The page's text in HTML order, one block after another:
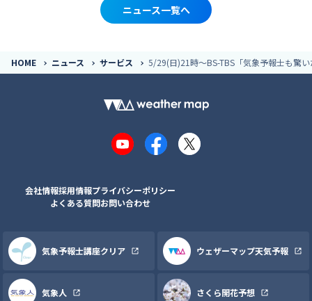
ニュース一覧へ
HOME ニュース サービス 5/29(日)21時～BS-TBS「気象予報士も驚
YouTubeFacebook
X
会社情報採用情報プライバシーポリシー
よくある質問お問い合わせ
気象予報士講座クリア ウェザーマップ天気予報
気象人 さくら開花予想